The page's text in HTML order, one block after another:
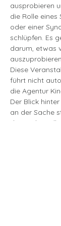
ausprobieren
die Rolle eines
oder einer
schlüpfen. Es
darum, etwas
Diese
führt nicht
die Agentur
Der Blick
an der Sache
die Kinder